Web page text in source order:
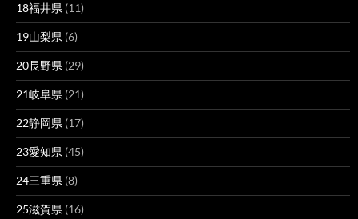
18福井県 (11)
19山梨県 (6)
20長野県 (29)
21岐阜県 (21)
22静岡県 (17)
23愛知県 (45)
24三重県 (8)
25滋賀県 (16)